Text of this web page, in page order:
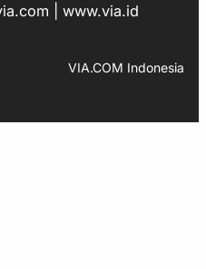
| www.via.id
VIA.COM Indonesia